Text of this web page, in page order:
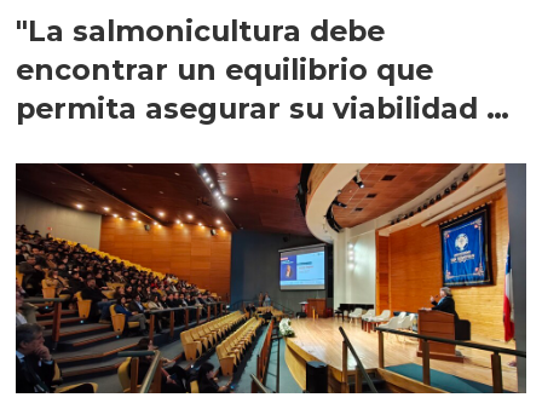
"La salmonicultura debe
encontrar un equilibrio que
permita asegurar su viabilidad de